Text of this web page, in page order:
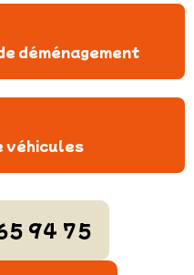
déménagement
véhicules
94 75